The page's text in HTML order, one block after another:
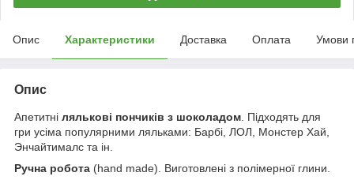
Опис Характеристики Доставка Оплата Умови
Опис
Апетитні лялькові пончиків з шоколадом . Підходять для
гри усіма популярними ляльками: Барбі, ЛОЛ, Монстер Хай,
Энчайтималс та ін.
Ручна робота (hand made). Виготовлені з полімерної глини.